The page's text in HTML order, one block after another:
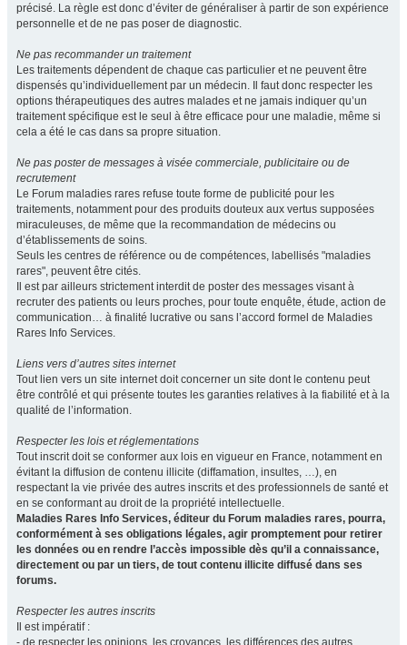
précisé. La règle est donc d’éviter de généraliser à partir de son expérience
personnelle et de ne pas poser de diagnostic.
Ne pas recommander un traitement
Les traitements dépendent de chaque cas particulier et ne peuvent être
dispensés qu’individuellement par un médecin. Il faut donc respecter les
options thérapeutiques des autres malades et ne jamais indiquer qu’un
traitement spécifique est le seul à être efficace pour une maladie, même si
cela a été le cas dans sa propre situation.
Ne pas poster de messages à visée commerciale, publicitaire ou de
recrutement
Le Forum maladies rares refuse toute forme de publicité pour les
traitements, notamment pour des produits douteux aux vertus supposées
miraculeuses, de même que la recommandation de médecins ou
d’établissements de soins.
Seuls les centres de référence ou de compétences, labellisés "maladies
rares", peuvent être cités.
Il est par ailleurs strictement interdit de poster des messages visant à
recruter des patients ou leurs proches, pour toute enquête, étude, action de
communication… à finalité lucrative ou sans l’accord formel de Maladies
Rares Info Services.
Liens vers d’autres sites internet
Tout lien vers un site internet doit concerner un site dont le contenu peut
être contrôlé et qui présente toutes les garanties relatives à la fiabilité et à la
qualité de l’information.
Respecter les lois et réglementations
Tout inscrit doit se conformer aux lois en vigueur en France, notamment en
évitant la diffusion de contenu illicite (diffamation, insultes, …), en
respectant la vie privée des autres inscrits et des professionnels de santé et
en se conformant au droit de la propriété intellectuelle.
Maladies Rares Info Services, éditeur du Forum maladies rares, pourra,
conformément à ses obligations légales, agir promptement pour retirer
les données ou en rendre l’accès impossible dès qu’il a connaissance,
directement ou par un tiers, de tout contenu illicite diffusé dans ses
forums.
Respecter les autres inscrits
Il est impératif :
- de respecter les opinions, les croyances, les différences des autres